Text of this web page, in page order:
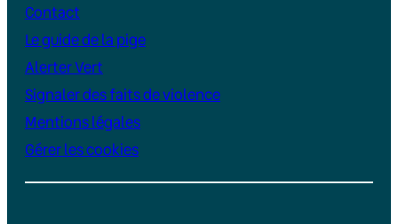
Contact
Le guide de la pige
Alerter Vert
Signaler des faits de violence
Mentions légales
Gérer les cookies